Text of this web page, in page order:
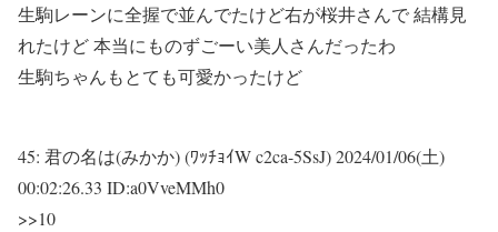
生駒レーンに全握で並んでたけど右が桜井さんで 結構見
れたけど 本当にものずごーい美人さんだったわ
生駒ちゃんもとても可愛かったけど
45: 君の名は(みかか) (ﾜｯﾁｮｲW c2ca-5SsJ)2024/01/06(土)
00:02:26.33 ID:a0VveMMh0
>>10